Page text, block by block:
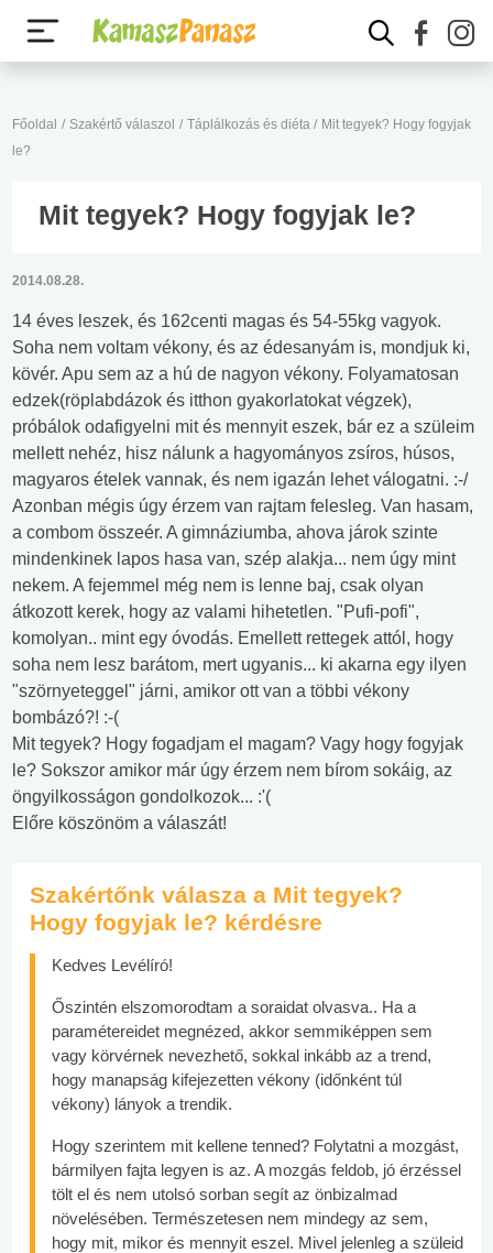
Főoldal / Szakértő válaszol / Táplálkozás és diéta / Mit tegyek? Hogy fogyjak
le?
Mit tegyek? Hogy fogyjak le?
2014.08.28.
14 éves leszek, és 162centi magas és 54-55kg vagyok.
Soha nem voltam vékony, és az édesanyám is, mondjuk ki,
kövér. Apu sem az a hú de nagyon vékony. Folyamatosan
edzek(röplabdázok és itthon gyakorlatokat végzek),
próbálok odafigyelni mit és mennyit eszek, bár ez a szüleim
mellett nehéz, hisz nálunk a hagyományos zsíros, húsos,
magyaros ételek vannak, és nem igazán lehet válogatni. :-/
Azonban mégis úgy érzem van rajtam felesleg. Van hasam,
a combom összeér. A gimnáziumba, ahova járok szinte
mindenkinek lapos hasa van, szép alakja... nem úgy mint
nekem. A fejemmel még nem is lenne baj, csak olyan
átkozott kerek, hogy az valami hihetetlen. "Pufi-pofi",
komolyan.. mint egy óvodás. Emellett rettegek attól, hogy
soha nem lesz barátom, mert ugyanis... ki akarna egy ilyen
"szörnyeteggel" járni, amikor ott van a többi vékony
bombázó?! :-(
Mit tegyek? Hogy fogadjam el magam? Vagy hogy fogyjak
le? Sokszor amikor már úgy érzem nem bírom sokáig, az
öngyilkosságon gondolkozok... :'(
Előre köszönöm a válaszát!
Szakértőnk válasza a Mit tegyek?
Hogy fogyjak le? kérdésre
Kedves Levélíró!
Őszintén elszomorodtam a soraidat olvasva.. Ha a
paramétereidet megnézed, akkor semmiképpen sem
vagy körvérnek nevezhető, sokkal inkább az a trend,
hogy manapság kifejezetten vékony (időnként túl
vékony) lányok a trendik.
Hogy szerintem mit kellene tenned? Folytatni a mozgást,
bármilyen fajta legyen is az. A mozgás feldob, jó érzéssel
tölt el és nem utolsó sorban segít az önbizalmad
növelésében. Természetesen nem mindegy az sem,
hogy mit, mikor és mennyit eszel. Mivel jelenleg a szüleid